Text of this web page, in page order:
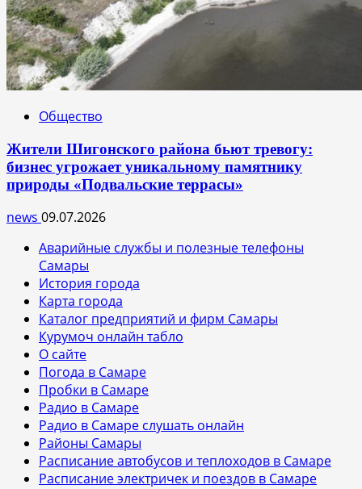
Общество
Жители Шигонского района бьют тревогу:
бизнес угрожает уникальному памятнику
природы «Подвальские террасы»
news 09.07.2026
Аварийные службы и полезные телефоны
Самары
История города
Карта города
Каталог предприятий и фирм Самары
Курумоч онлайн табло
О сайте
Погода в Самаре
Пробки в Самаре
Радио в Самаре
Радио в Самаре слушать онлайн
Районы Самары
Расписание автобусов и теплоходов в Самаре
Расписание электричек и поездов в Самаре